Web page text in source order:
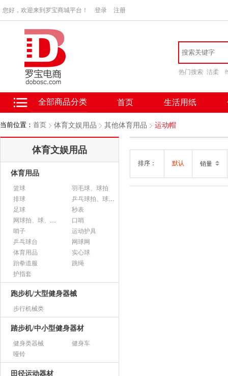
您好，欢迎来到罗宝商城平台！ 登录 注册
热门搜索 洁柔
全部商品分类 首页 生活用纸
当前位置： 首页 体育文娱用品 其他体育用品 运动帽
体育文娱用品
体育用品
篮球
羽毛球、球拍
排球
乒乓球拍、球、配件
足球
秒表
网球拍、球、配件
口哨
哨子
运动护具
乒乓球台
网球网
体育用品
实心球
跆拳道服
跳绳
护指套
跑步机/大型健身器械
步行机械类
踏步机/中小型健身器材
健身类器械
健身车
哑铃
田径运动器材
排序： 默认 销量